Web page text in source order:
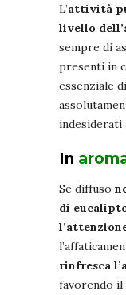
L’attività
livello
sempre di
presenti in
essenziale
indesiderati
In
Se diffuso
di
rinfresca
favorendo il